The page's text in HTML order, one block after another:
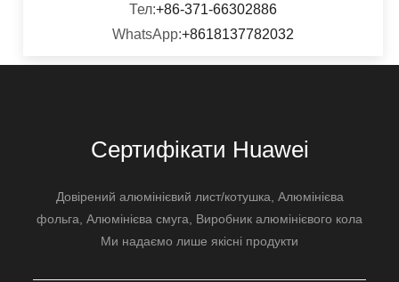
Тел:+86-371-66302886
WhatsApp:+8618137782032
Сертифікати Huawei
Довірений алюмінієвий лист/котушка, Алюмінієва
фольга, Алюмінієва смуга, Виробник алюмінієвого кола
Ми надаємо лише якісні продукти